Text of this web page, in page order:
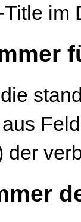
im
der